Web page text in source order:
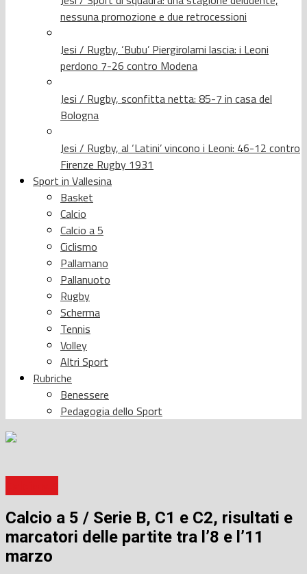
nessuna promozione e due retrocessioni
Jesi / Rugby, ‘Bubu’ Piergirolami lascia: i Leoni
perdono 7-26 contro Modena
Jesi / Rugby, sconfitta netta: 85-7 in casa del
Bologna
Jesi / Rugby, al ‘Latini’ vincono i Leoni: 46-12 contro
Firenze Rugby 1931
Sport in Vallesina
Basket
Calcio
Calcio a 5
Ciclismo
Pallamano
Pallanuoto
Rugby
Scherma
Tennis
Volley
Altri Sport
Rubriche
Benessere
Pedagogia dello Sport
Calcio a 5 / Serie B, C1 e C2, risultati e
marcatori delle partite tra l’8 e l’11
marzo